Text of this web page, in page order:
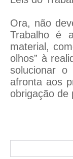
Ora, não
Trabalho é
material,
olhos” à
solucionar
afronta aos
obrigação de